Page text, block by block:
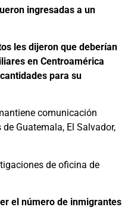
ingresadas a un
les dijeron que deberían
en Centroamérica
para su
comunicación
Guatemala, El Salvador,
de oficina de
el número de inmigrantes